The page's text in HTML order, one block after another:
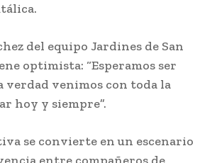
del equipo Jardines de San
optimista: “Esperamos ser
verdad venimos con toda la
hoy y siempre”.
se convierte en un escenario